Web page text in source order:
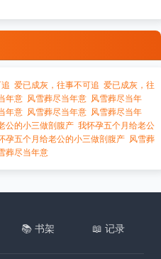
爱已成灰，往事不可追 爱已成灰，往
年意 风雪葬尽当年意 风雪葬尽当年
年意 风雪葬尽当年意 风雪葬尽当年
公的小三做剖腹产 我怀孕五个月给老公
孕五个月给老公的小三做剖腹产 风雪葬
葬尽当年意
📚 书架 📖 记录